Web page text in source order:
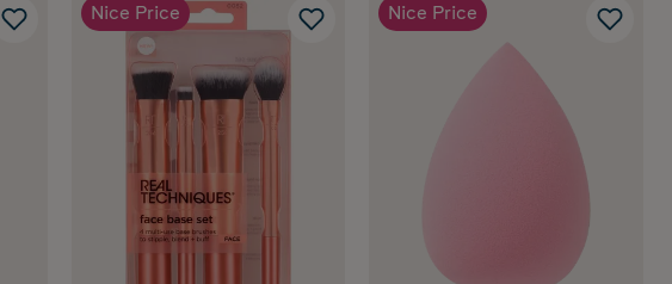
Nice Price Nice Price